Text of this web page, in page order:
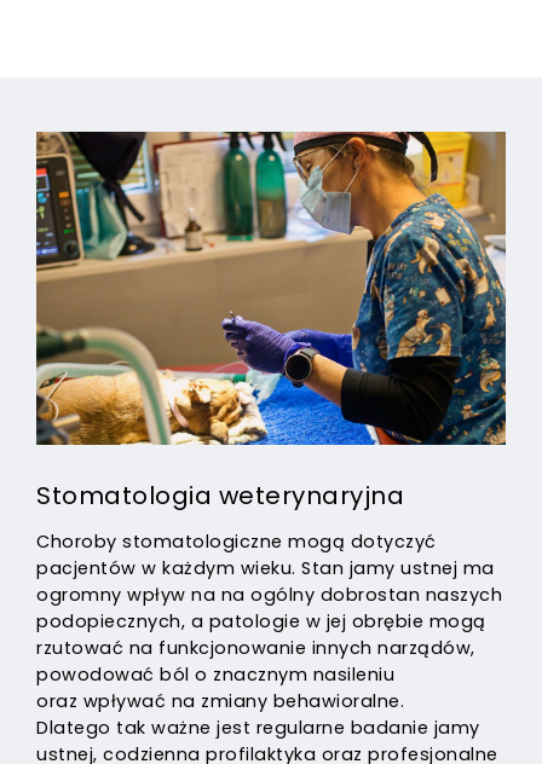
Stomatologia weterynaryjna
Choroby stomatologiczne mogą dotyczyć
pacjentów w każdym wieku. Stan jamy ustnej ma
ogromny wpływ na na ogólny dobrostan naszych
podopiecznych, a patologie w jej obrębie mogą
rzutować na funkcjonowanie innych narządów,
powodować ból o znacznym nasileniu
oraz wpływać na zmiany behawioralne.
Dlatego tak ważne jest regularne badanie jamy
ustnej, codzienna profilaktyka oraz profesjonalne